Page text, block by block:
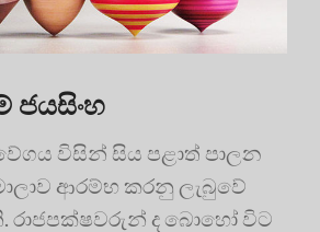
ජයසිංහ
විසින් සිය පළාත් පාලන
ආරම්භ කරනු ලැබුවේ
රාජපක්ෂවරුන් ද බොහෝ විට